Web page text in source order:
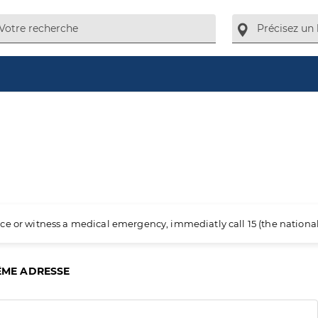
or witness a medical emergency, immediatly call 15 (the
ADRESSE